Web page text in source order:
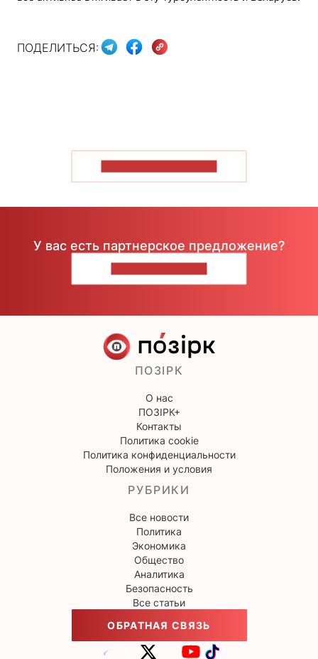
ПОДЕЛИТЬСЯ:
У вас есть партнерское предложение?
ПОЗІРК
О нас
ПОЗІРК+
Контакты
Политика cookie
Политика конфиденциальности
Положения и условия
РУБРИКИ
Все новости
Политика
Экономика
Общество
Аналитика
Безопасность
Все статьи
ОБРАТНАЯ СВЯЗЬ